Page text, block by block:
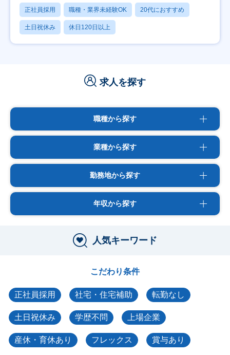
正社員採用 職種・業界未経験OK 20代におすすめ
土日祝休み 休日120日以上
求人を探す
職種から探す
業種から探す
勤務地から探す
年収から探す
人気キーワード
こだわり条件
正社員採用 社宅・住宅補助 転勤なし
土日祝休み 学歴不問 上場企業
産休・育休あり フレックス 賞与あり